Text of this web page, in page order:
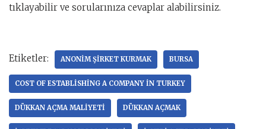
tıklayabilir ve sorularınıza cevaplar alabilirsiniz.
Etiketler: ANONIM ŞIRKET KURMAK BURSA
COST OF ESTABLISHING A COMPANY IN TURKEY
DÜKKAN AÇMA MALIYETI DÜKKAN AÇMAK